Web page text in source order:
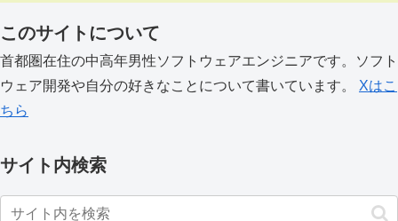
このサイトについて
首都圏在住の中高年男性ソフトウェアエンジニアです。ソフト
ウェア開発や自分の好きなことについて書いています。 Xはこ
ちら
サイト内検索